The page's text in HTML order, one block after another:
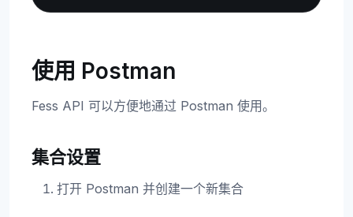
使用 Postman
Fess API 可以方便地通过 Postman 使用。
集合设置
打开 Postman 并创建一个新集合